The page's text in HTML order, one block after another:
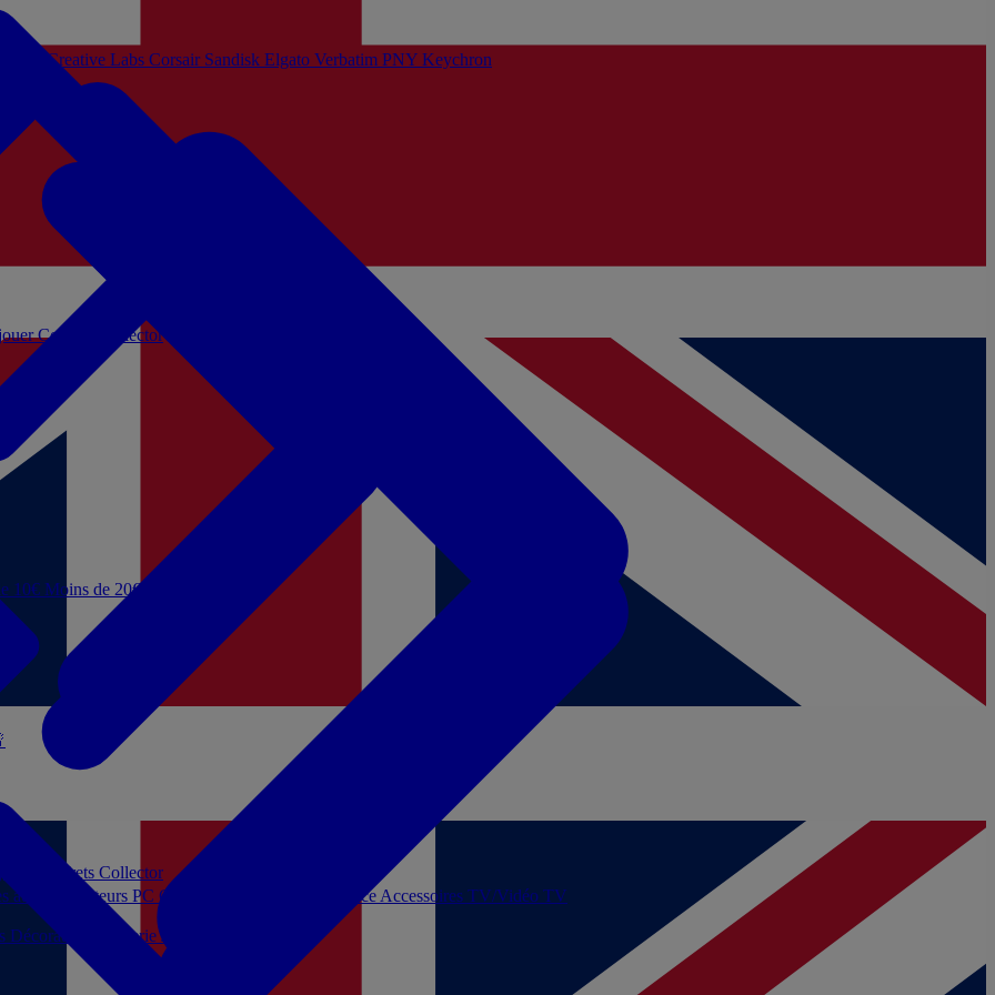
10€ Moins de 20€
Décoration PapeterieJeux de société
Coffrets Collector
Coffrets Collector
audio Moniteurs PC Casques filaires Audio Licence Accessoires TV/Vidéo TV
Creative Labs Corsair Sandisk Elgato Verbatim PNY Keychron